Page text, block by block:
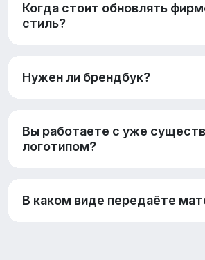
Когда стоит обновлять
стиль?
Нужен ли брендбук?
Вы работаете с уже
логотипом?
В каком виде передаёте